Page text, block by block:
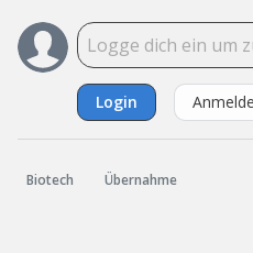
Login
Biotech Übernahme